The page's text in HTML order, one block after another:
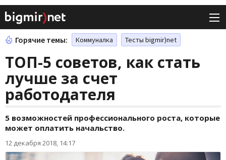
Горячие темы: Коммуналка Тесты bigmir)net
ТОП-5 советов, как стать
лучше за счет
работодателя
5 возможностей профессионального роста, которые
может оплатить начальство.
12 декабря 2018, 14:17